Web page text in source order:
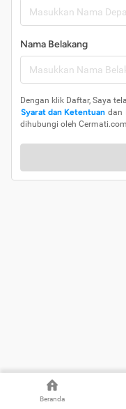
Beranda
Nama Belakang
Dengan klik Daftar, Saya
Syarat dan Ketentuan dan
dihubungi oleh